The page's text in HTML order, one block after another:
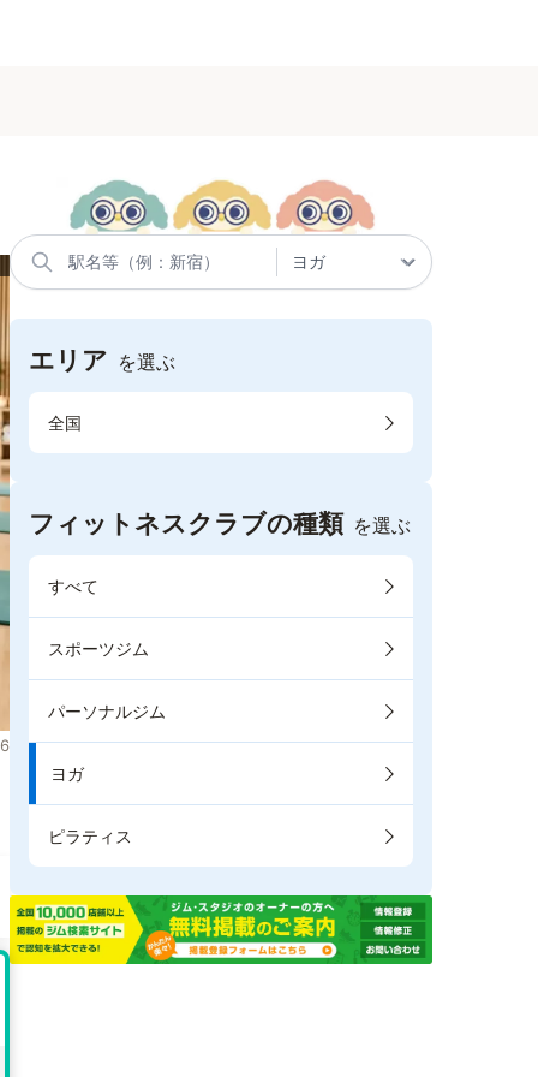
エリア を選ぶ
全国
フィットネスクラブの種類 を選ぶ
すべて
スポーツジム
パーソナルジム
ヨガ
ピラティス